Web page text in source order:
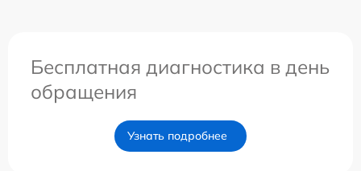
Бесплатная диагностика в день
обращения
Узнать подробнее